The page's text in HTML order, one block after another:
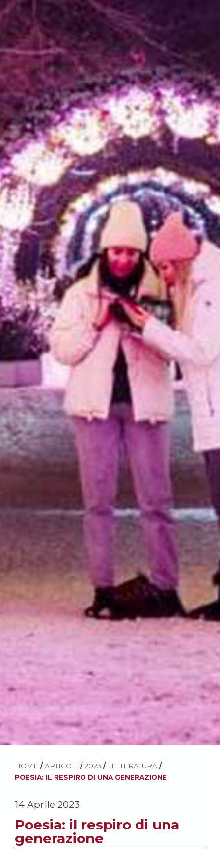
HOME / ARTICOLI / 2023 / LETTERATURA /
POESIA: IL RESPIRO DI UNA GENERAZIONE
14 Aprile 2023
Poesia: il respiro di una
generazione